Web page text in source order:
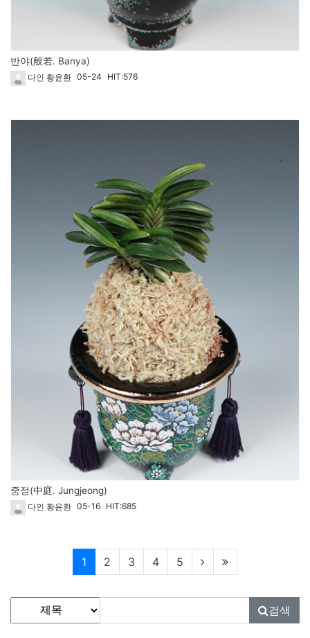
반야(般若. Banya)
다인 황윤환 05-24 HIT:576
중정(中庭. Jungjeong)
다인 황윤환 05-16 HIT:685
1 현재페이지
2 3 4 5
게시물 검색
검색대상
검색어필수 검색